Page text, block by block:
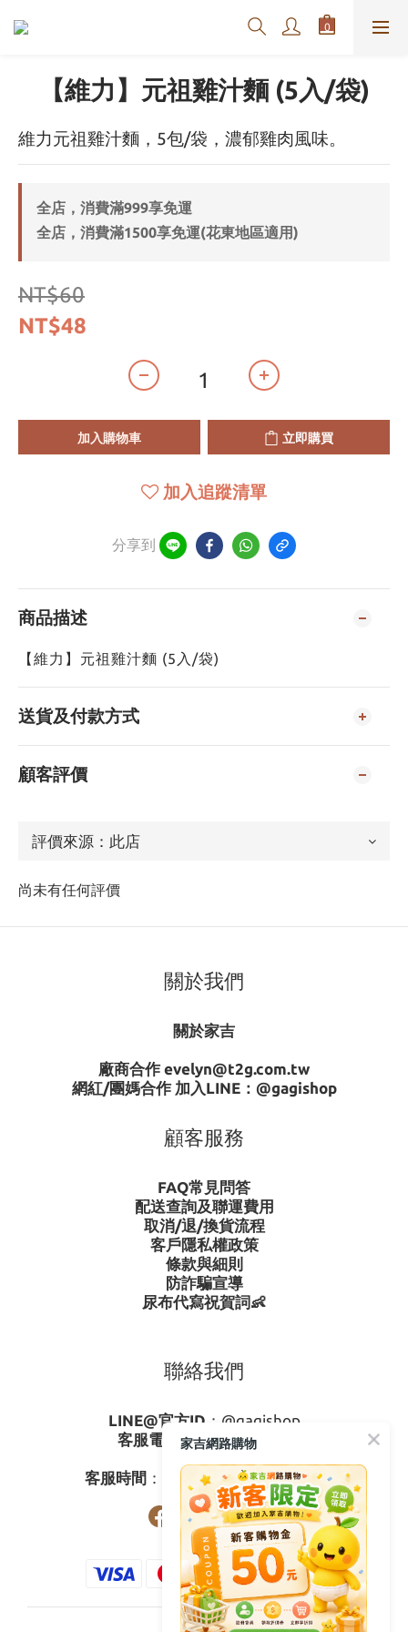
【維力】元祖雞汁麵 (5入/袋)
維力元祖雞汁麵，5包/袋，濃郁雞肉風味。
全店，消費滿999享免運
全店，消費滿1500享免運(花東地區適用)
NT$60
NT$48
加入購物車 立即購買
加入追蹤清單
分享到
商品描述
【維力】元祖雞汁麵 (5入/袋)
送貨及付款方式
顧客評價
尚未有任何評價
關於我們
關於家吉
廠商合作 evelyn@t2g.com.tw
網紅/團媽合作 加入LINE： @gagishop
顧客服務
FAQ常見問答
配送查詢及聯運費用
取消/退/換貨流程
客戶隱私權政策
條款與細則
防詐騙宣導
尿布代寫祝賀詞👶
聯絡我們
LINE@官方ID ： @gagishop
客服電話 ：0800-273795
客服時間 ：週一至週五08:30-17:30
家吉網路購物